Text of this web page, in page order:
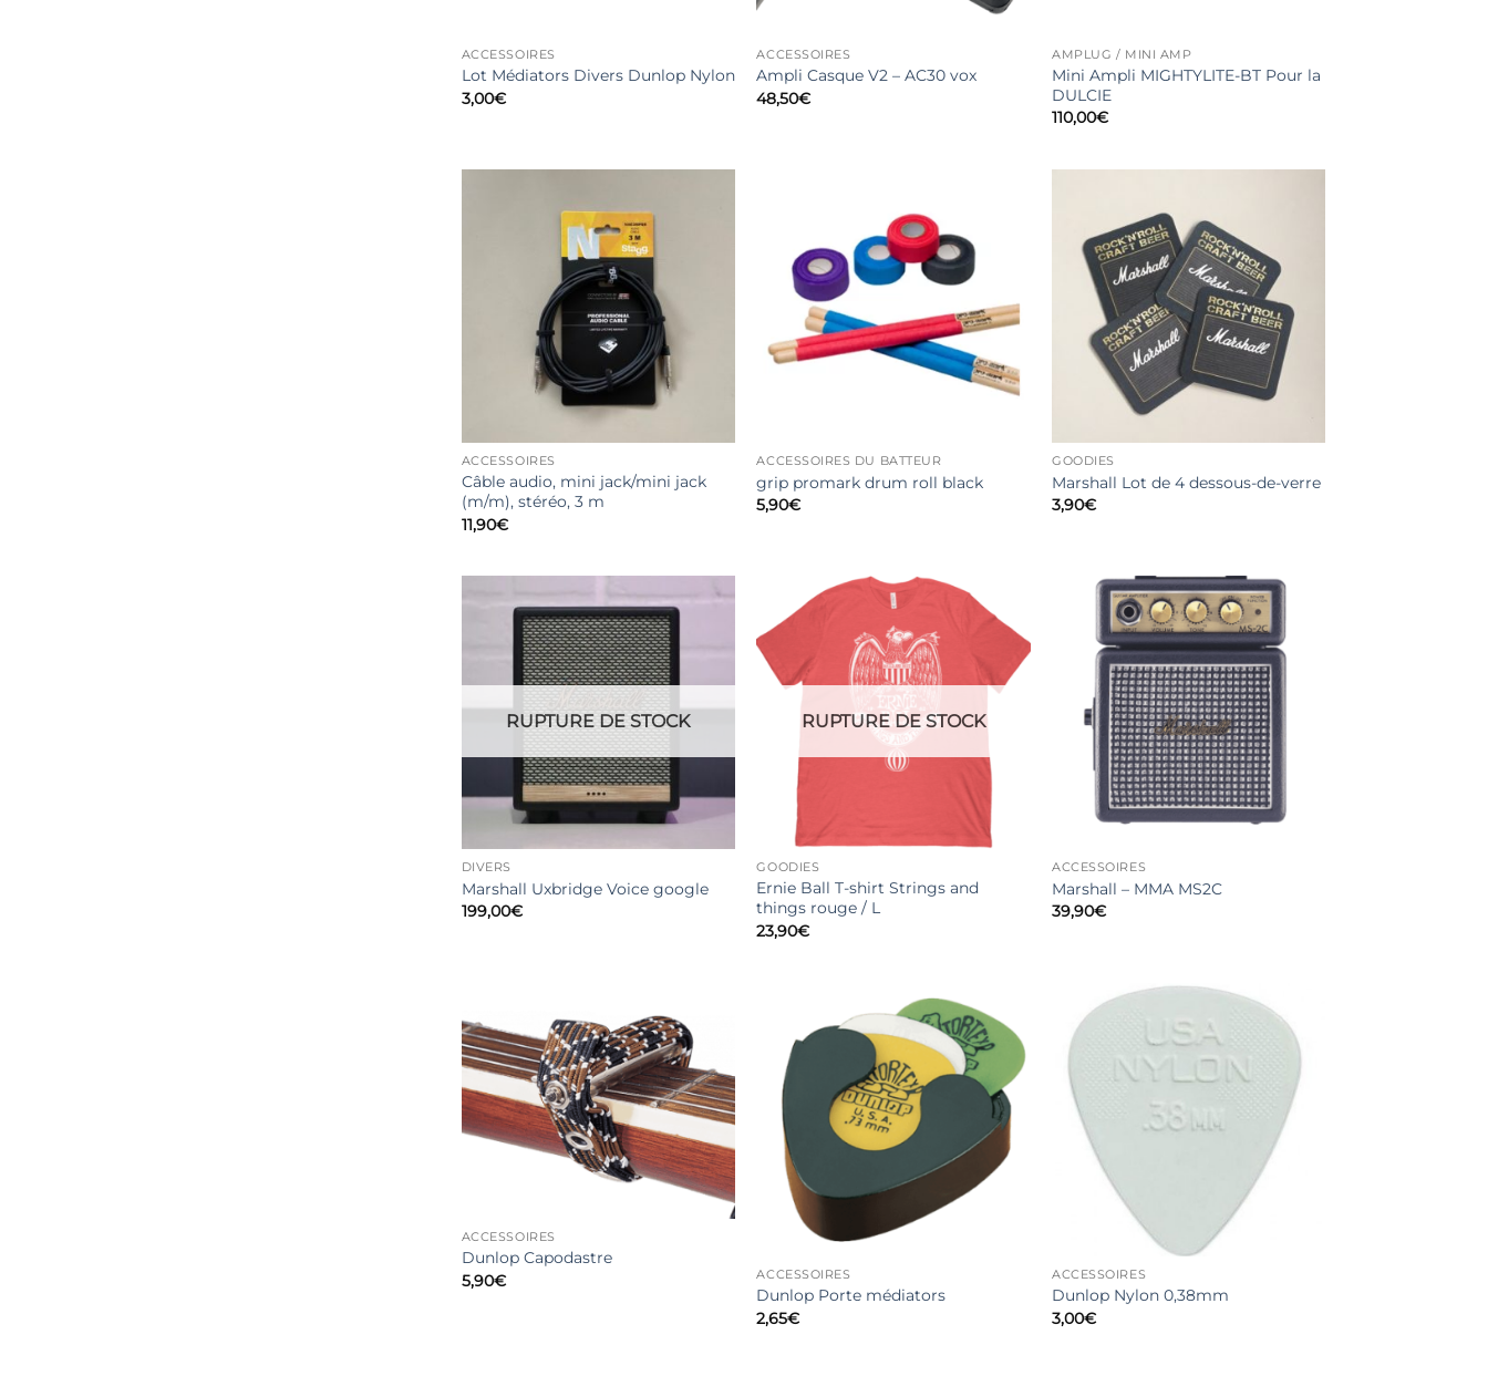
ACCESSOIRES
Lot Médiators Divers Dunlop Nylon
3,00€
ACCESSOIRES
Ampli Casque V2 – AC30 vox
48,50€
AMPLUG / MINI AMP
Mini Ampli MIGHTYLITE-BT Pour la
DULCIE
110,00€
ACCESSOIRES
Câble audio, mini jack/mini jack
(m/m), stéréo, 3 m
11,90€
ACCESSOIRES DU BATTEUR
grip promark drum roll black
5,90€
GOODIES
Marshall Lot de 4 dessous-de-verre
3,90€
RUPTURE DE STOCK
DIVERS
Marshall Uxbridge Voice google
199,00€
RUPTURE DE STOCK
GOODIES
Ernie Ball T-shirt Strings and
things rouge / L
23,90€
ACCESSOIRES
Marshall – MMA MS2C
39,90€
ACCESSOIRES
Dunlop Capodastre
5,90€ ACCESSOIRES
Dunlop Porte médiators
2,65€
ACCESSOIRES
Dunlop Nylon 0,38mm
3,00€